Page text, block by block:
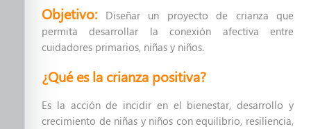
Formando en la Primera
Infancia
Prevenir desde el amor, no
desde el miedo
Objetivo:
Diseñar un proyecto de crianza que
permita desarrollar la conexión afectiva entre
cuidadores primarios, niñas y niños.
¿Qué es la crianza positiva?
Es la acción de incidir en el bienestar, desarrollo y
crecimiento de niñas y niños con equilibrio, resiliencia,